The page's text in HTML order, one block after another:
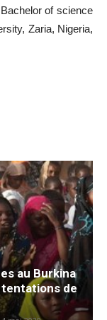
of science
Zaria, Nigeria,
au Burkina
de